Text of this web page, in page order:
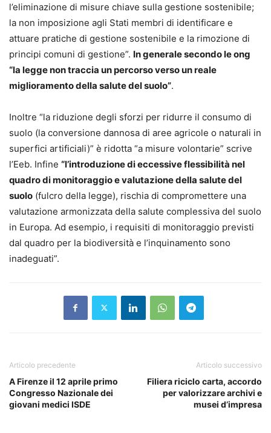
l’eliminazione di misure chiave sulla gestione sostenibile;
la non imposizione agli Stati membri di identificare e
attuare pratiche di gestione sostenibile e la rimozione di
principi comuni di gestione”. In generale secondo le ong
“la legge non traccia un percorso verso un reale
miglioramento della salute del suolo”.
Inoltre “la riduzione degli sforzi per ridurre il consumo di
suolo (la conversione dannosa di aree agricole o naturali in
superfici artificiali)” è ridotta “a misure volontarie” scrive
l’Eeb. Infine “l’introduzione di eccessive flessibilità nel
quadro di monitoraggio e valutazione della salute del
suolo (fulcro della legge), rischia di compromettere una
valutazione armonizzata della salute complessiva del suolo
in Europa. Ad esempio, i requisiti di monitoraggio previsti
dal quadro per la biodiversità e l’inquinamento sono
inadeguati”.
Articolo precedente
A Firenze il 12 aprile primo
Congresso Nazionale dei
giovani medici ISDE
Articolo successivo
Filiera riciclo carta, accordo
per valorizzare archivi e
musei d’impresa